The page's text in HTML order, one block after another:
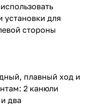
установки для
стороны
плавный ход и
2 канюли
два